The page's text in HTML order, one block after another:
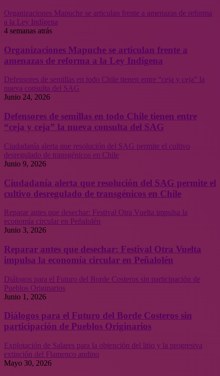
Organizaciones Mapuche se articulan frente a amenazas de reforma
a la Ley Indígena
4 semanas atrás
Organizaciones Mapuche se articulan frente a
amenazas de reforma a la Ley Indígena
Defensores de semillas en todo Chile tienen entre “ceja y ceja” la
nueva consulta del SAG
Junio 24, 2026
Defensores de semillas en todo Chile tienen entre
“ceja y ceja” la nueva consulta del SAG
Ciudadanía alerta que resolución del SAG permite el cultivo
desregulado de transgénicos en Chile
Junio 9, 2026
Ciudadanía alerta que resolución del SAG permite el
cultivo desregulado de transgénicos en Chile
Reparar antes que desechar: Festival Otra Vuelta impulsa la
economía circular en Peñalolén
Junio 3, 2026
Reparar antes que desechar: Festival Otra Vuelta
impulsa la economía circular en Peñalolén
Diálogos para el Futuro del Borde Costeros sin participación de
Pueblos Originarios
Junio 1, 2026
Diálogos para el Futuro del Borde Costeros sin
participación de Pueblos Originarios
Explotación de Salares para la obtención del litio y la progresiva
extinción del Flamenco andino
Mayo 30, 2026